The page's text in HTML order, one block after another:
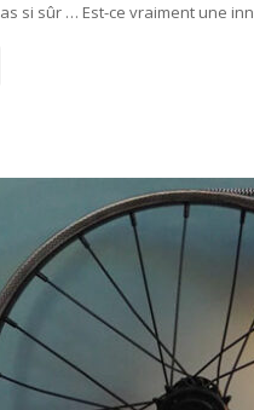
si sûr … Est-ce vraiment une